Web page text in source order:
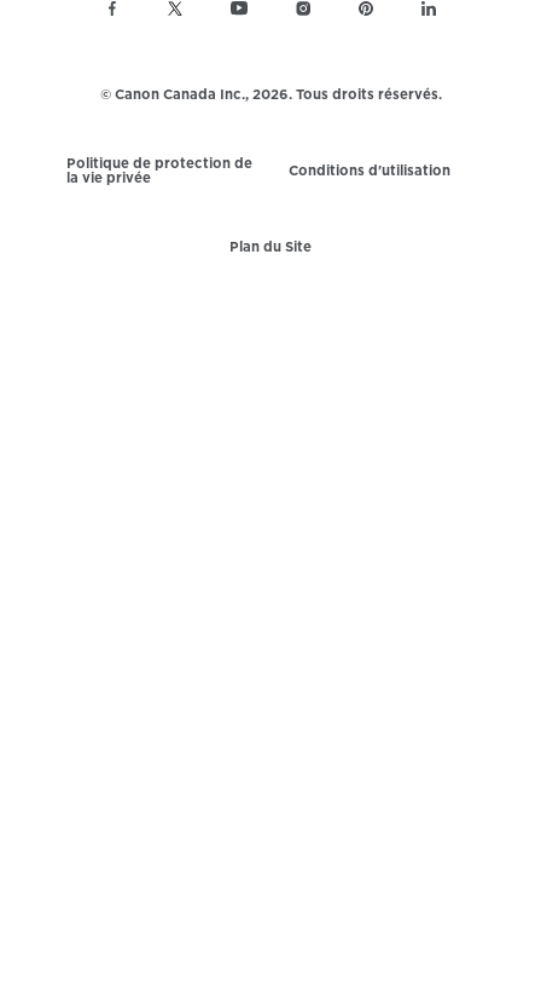
© Canon Canada Inc., 2026. Tous droits réservés.
Politique de protection de
la vie privée
Conditions d'utilisation
Plan du Site